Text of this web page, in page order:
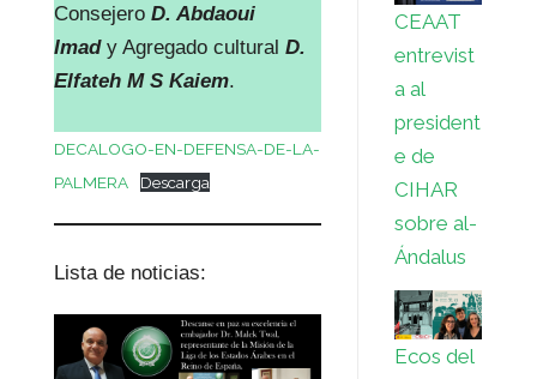
ConsejeroD. Abdaoui
Imady Agregado cultural D.
Elfateh M S Kaiem.
DECALOGO-EN-DEFENSA-DE-LA-
PALMERA
Descarga
Lista de noticias:
CEAAT
entrevist
a al
president
e de
CIHAR
sobre al-
Ándalus
Ecos del